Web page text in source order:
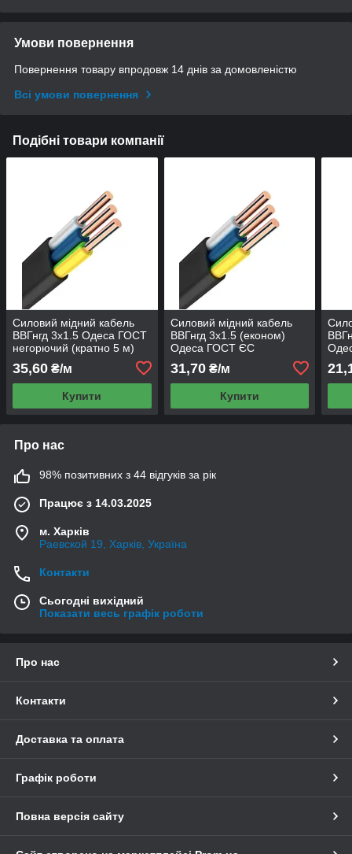
Умови повернення
Повернення товару впродовж 14 днів за домовленістю
Всі умови повернення
Подібні товари компанії
Силовий мідний кабель
ВВГнгд 3х1.5 Одеса ГОСТ
негорючий (кратно 5 м)
35,60 ₴/м
Купити
Силовий мідний кабель
ВВГнгд 3х1.5 (економ)
Одеса ГОСТ ЄС
31,70₴/м
Купити
Про нас
98% позитивних з 44 відгуків за рік
Працює з 14.03.2025
м. Харків
Раевской 19, Харків, Україна
Контакти
Сьогодні вихідний
Показати весь графік роботи
Про нас
Контакти
Доставка та оплата
Графік роботи
Повна версія сайту